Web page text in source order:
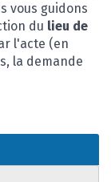
vous guidons
du lieu de
l'acte (en
la demande